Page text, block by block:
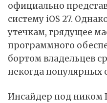
официально
систему iOS 27.
утечкам, грядущее
программного
бортом владельцев
некогда популярных
Инсайдер под ником